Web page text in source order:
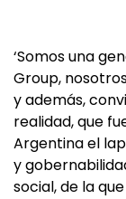
‘Somos una
Group,
y además,
realidad, que
Argentina el
y
social, de la